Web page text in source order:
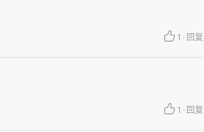
着极其强烈的危害性，甚至有着
酸后，虽然不像硫酸那样立刻烧灼
还会产生氟离子，而氟离子很容
合，从而导致皮下组织坏死。所
1 · 回复
1 · 回复